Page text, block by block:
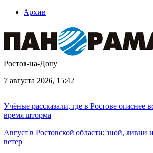
Архив
Ростов-на-Дону
7 августа 2026, 15:42
Учёные рассказали, где в Ростове опаснее
время шторма
Август в Ростовской области: зной, ливни
ветер